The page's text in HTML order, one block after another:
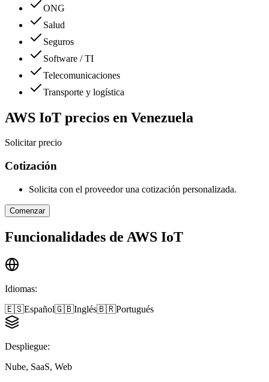
ONG
Salud
Seguros
Software / TI
Telecomunicaciones
Transporte y logística
AWS IoT precios en Venezuela
Solicitar precio
Cotización
Solicita con el proveedor una cotización personalizada.
Comenzar
Funcionalidades de AWS IoT
Idiomas:
🇪🇸Español🇬🇧Inglés🇧🇷Portugués
Despliegue:
Nube, SaaS, Web